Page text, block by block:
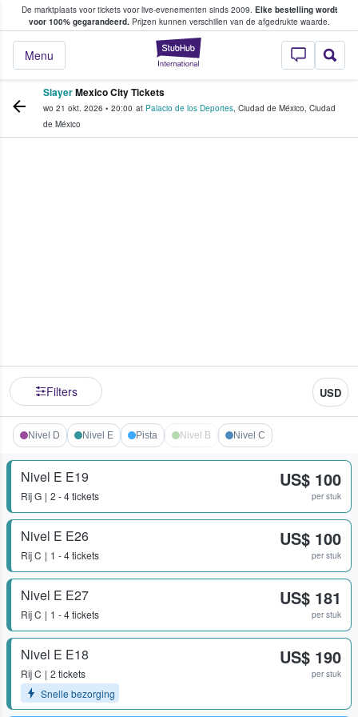
De marktplaats voor tickets voor live-evenementen sinds 2009. Elke bestelling wordt
voor 100% gegarandeerd.Prijzen kunnen verschillen van de afgedrukte waarde.
StubHub: waar
Menu
tickets kopen en verkopen
SlayerMexico City Tickets
wo 21 okt. 2026 • 20:00 at Palacio de los Deportes, Ciudad de México, Ciudad
de México
Filters USD
Nivel D Nivel E Pista Nivel B Nivel C
Nivel E E19
RijG 2 - 4 tickets
US$ 100
per stuk
Nivel E E26
RijC 1 - 4 tickets
US$ 100
per stuk
Nivel E E27
RijC 1 - 4 tickets
US$ 181
per stuk
Nivel E E18
RijC
2 tickets
Snelle bezorging
US$ 190
per stuk